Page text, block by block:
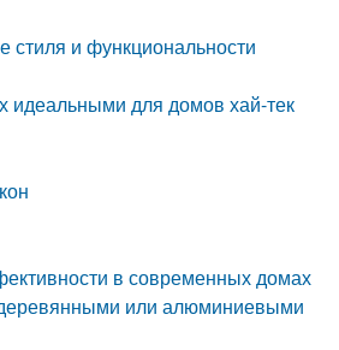
стиля и функциональности
идеальными для домов хай-тек
в современных домах
или алюминиевыми